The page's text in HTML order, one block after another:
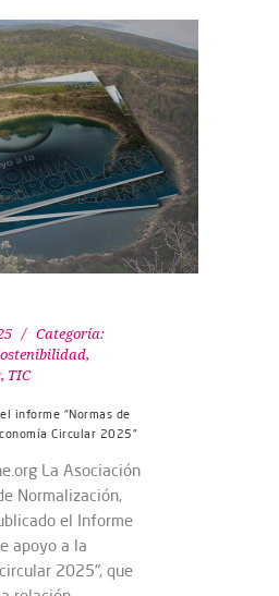
Categoría:
,
, TIC
informe “Normas de
Circular 2025”
La Asociación
Normalización,
el Informe
apoyo a la
2025", que